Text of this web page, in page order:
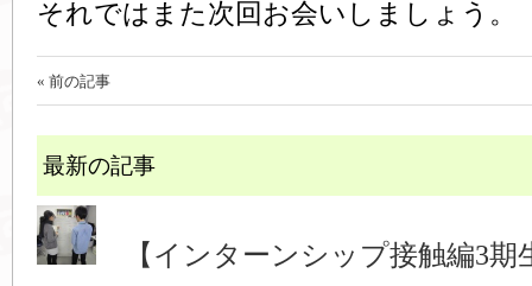
それではまた次回お会いしましょう。
« 前の記事
最新の記事
【インターンシップ接触編3期